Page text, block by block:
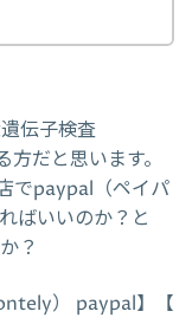
伝子検査
だと思います。
でpaypal（ペイパ
ばいいのか？と
？
） paypal】【